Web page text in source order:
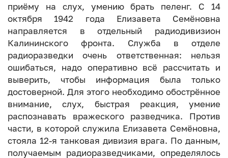
приёму на слух, умению брать пеленг. C 14
октября 1942 года Елизавета Семёновна
направляется в отдельный радиодивизион
Калининского фронта. Служба в отделе
радиоразведки очень ответственная: нельзя
ошибаться, надо оперативно всё рассчитать и
выверить, чтобы информация была только
достоверной. Для этого необходимо обострённое
внимание, слух, быстрая реакция, умение
распознавать вражеского разведчика. Против
части, в которой служила Елизавета Семёновна,
стояла 12-я танковая дивизия врага. По данным,
получаемым радиоразведчиками, определялось